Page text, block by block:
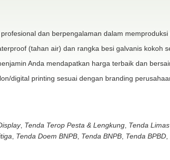
dan berpengalaman dalam memproduksi
(tahan air) dan rangka besi galvanis kokoh
Anda mendapatkan harga terbaik dan
digital printing sesuai dengan branding
, Tenda Terop Pesta & Lengkung, Tenda
Tenda Doem BNPB, Tenda BNPB, Tenda BPBD,